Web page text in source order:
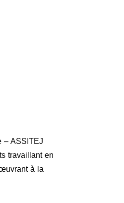
– ASSITEJ
travaillant en
à la